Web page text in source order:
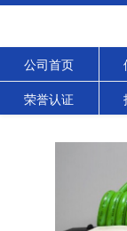
公司首页
荣誉认证